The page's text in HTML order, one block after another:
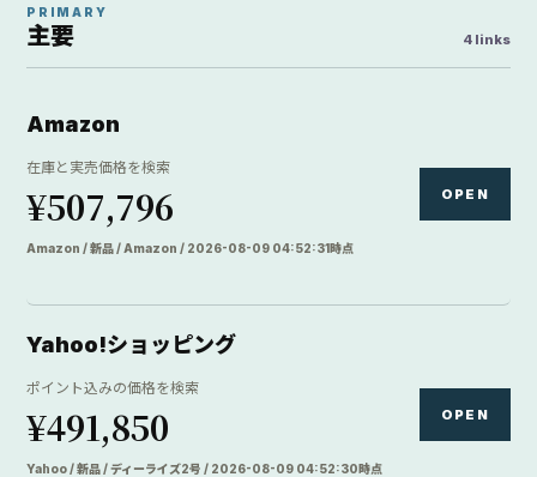
PRIMARY
主要 4 links
Amazon
在庫と実売価格を検索
¥507,796
Amazon / 新品 / Amazon / 2026-08-09 04:52:31時点
OPEN
Yahoo!ショッピング
ポイント込みの価格を検索
¥491,850
Yahoo / 新品 / ディーライズ2号 / 2026-08-09 04:52:30時点
OPEN